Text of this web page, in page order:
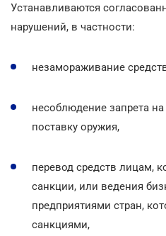
Устанавливаются
нарушений, в частности:
незамораживание
несоблюдение запрета
поставку оружия,
перевод средств лицам,
санкции, или ведения
предприятиями стран,
санкциями,